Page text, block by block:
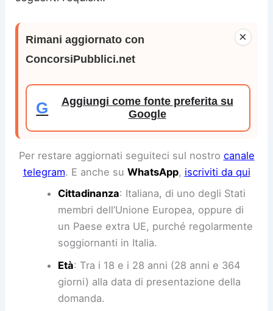
×
Rimani aggiornato con
ConcorsiPubblici.net
G
Aggiungi come fonte preferita su
Google
Per restare aggiornati seguiteci sul nostro canale
telegram. E anche su WhatsApp, iscriviti da qui
Cittadinanza: Italiana, di uno degli Stati
membri dell’Unione Europea, oppure di
un Paese extra UE, purché regolarmente
soggiornanti in Italia.
Età: Tra i 18 e i 28 anni (28 anni e 364
giorni) alla data di presentazione della
domanda.